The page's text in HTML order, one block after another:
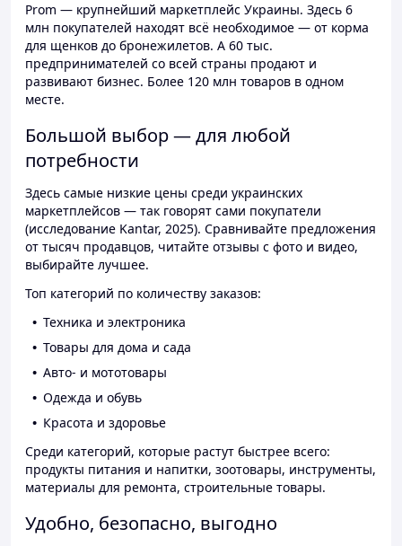
Prom — крупнейший маркетплейс Украины. Здесь 6
млн покупателей находят всё необходимое — от корма
для щенков до бронежилетов. А 60 тыс.
предпринимателей со всей страны продают и
развивают бизнес. Более 120 млн товаров в одном
месте.
Большой выбор — для любой
потребности
Здесь самые низкие цены среди украинских
маркетплейсов — так говорят сами покупатели
(исследование Kantar, 2025). Сравнивайте предложения
от тысяч продавцов, читайте отзывы с фото и видео,
выбирайте лучшее.
Топ категорий по количеству заказов:
Техника и электроника
Товары для дома и сада
Авто- и мототовары
Одежда и обувь
Красота и здоровье
Среди категорий, которые растут быстрее всего:
продукты питания и напитки, зоотовары, инструменты,
материалы для ремонта, строительные товары.
Удобно, безопасно, выгодно